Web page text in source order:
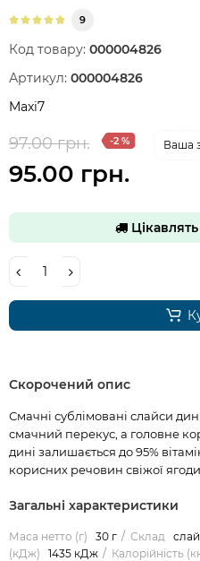
9
Код товару: 000004826
Артикул: 000004826
Maxi7
97.00 грн. -2 % Ваша
95.00 грн.
Цікавлять
Скорочений опис
Смачні сублімовані слайси
смачний перекус, а головне
дині залишається до 95%
корисних речовин свіжої
Загальні характеристики
Маса нетто (г) 30 г Склад
(кДж)
1435 кДж Калорійність